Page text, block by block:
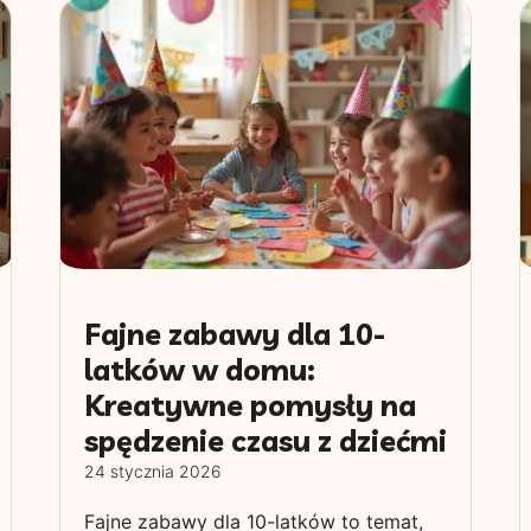
Fajne zabawy dla 10-
latków w domu:
Kreatywne pomysły na
spędzenie czasu z dziećmi
24 stycznia 2026
Fajne zabawy dla 10-latków to temat,